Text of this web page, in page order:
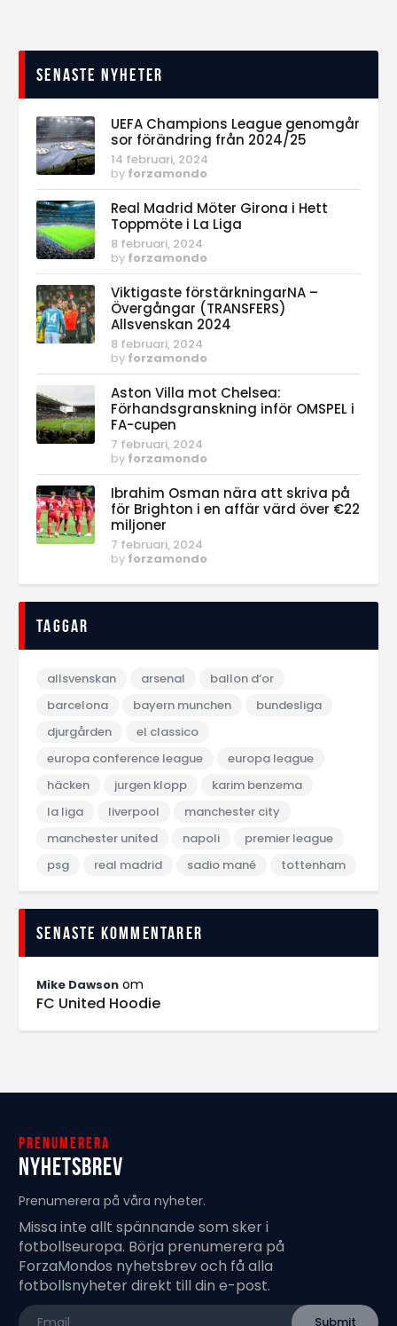
Senaste nyheter
UEFA Champions League genomgår
sor förändring från 2024/25
14 februari, 2024
by forzamondo
Real Madrid Möter Girona i Hett
Toppmöte i La Liga
8 februari, 2024
by forzamondo
Viktigaste förstärkningarNA –
Övergångar (TRANSFERS)
Allsvenskan 2024
8 februari, 2024
by forzamondo
Aston Villa mot Chelsea:
Förhandsgranskning inför OMSPEL i
FA-cupen
7 februari, 2024
by forzamondo
Ibrahim Osman nära att skriva på
för Brighton i en affär värd över €22
miljoner
7 februari, 2024
by forzamondo
Taggar
allsvenskan arsenal
ballon d‘or
barcelona
bayern munchen
bundesliga
djurgården
el classico
europa conference league
europa league
häcken
jurgen klopp
karim benzema
la liga
liverpool
manchester city
manchester united
napoli
premier league
psg
real madrid sadio mané tottenham
Senaste kommentarer
Mike Dawson om
FC United Hoodie
Prenumerera
Nyhetsbrev
Prenumerera på våra nyheter.
Missa inte allt spännande som sker i
fotbollseuropa. Börja prenumerera på
ForzaMondos nyhetsbrev och få alla
fotbollsnyheter direkt till din e-post.